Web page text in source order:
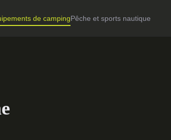
de campingPêche et sports nautique